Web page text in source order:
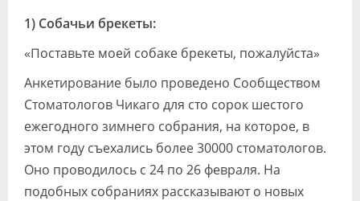
1) Собачьи брекеты:
«Поставьте моей собаке брекеты, пожалуйста»
Анкетирование было проведено Сообществом
Стоматологов Чикаго для сто сорок шестого
ежегодного зимнего собрания, на которое, в
этом году съехались более 30000 стоматологов.
Оно проводилось с 24 по 26 февраля. На
подобных собраниях рассказывают о новых